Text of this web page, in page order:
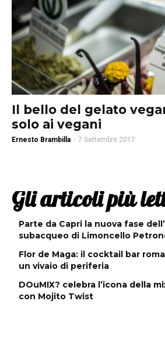
Il bello del gelato
solo ai vegani
Ernesto Brambilla - 7 Settembre 2017
Gli articoli più
Parte da Capri la nuova fase
subacqueo di Limoncello
Flor de Maga: il cocktail bar
un vivaio di periferia
DOuMIX? celebra l’icona della
con Mojito Twist